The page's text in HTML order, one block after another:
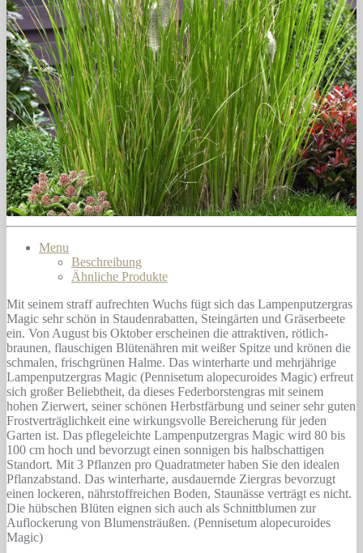
Menu
Beschreibung
Ähnliche Produkte
Mit seinem straff aufrechten Wuchs fügt sich das Lampenputzergras
Magic sehr schön in Staudenrabatten, Steingärten und Gräserbeete
ein. Von August bis Oktober erscheinen die attraktiven, rötlich-
braunen, flauschigen Blütenähren mit weißer Spitze und krönen die
schmalen, frischgrünen Halme. Das winterharte und mehrjährige
Lampenputzergras Magic (Pennisetum alopecuroides Magic) erfreut
sich großer Beliebtheit, da dieses Federborstengras mit seinem
hohen Zierwert, seiner schönen Herbstfärbung und seiner sehr guten
Frostverträglichkeit eine wirkungsvolle Bereicherung für jeden
Garten ist. Das pflegeleichte Lampenputzergras Magic wird 80 bis
100 cm hoch und bevorzugt einen sonnigen bis halbschattigen
Standort. Mit 3 Pflanzen pro Quadratmeter haben Sie den idealen
Pflanzabstand. Das winterharte, ausdauernde Ziergras bevorzugt
einen lockeren, nährstoffreichen Boden, Staunässe verträgt es nicht.
Die hübschen Blüten eignen sich auch als Schnittblumen zur
Auflockerung von Blumensträußen. (Pennisetum alopecuroides
Magic)